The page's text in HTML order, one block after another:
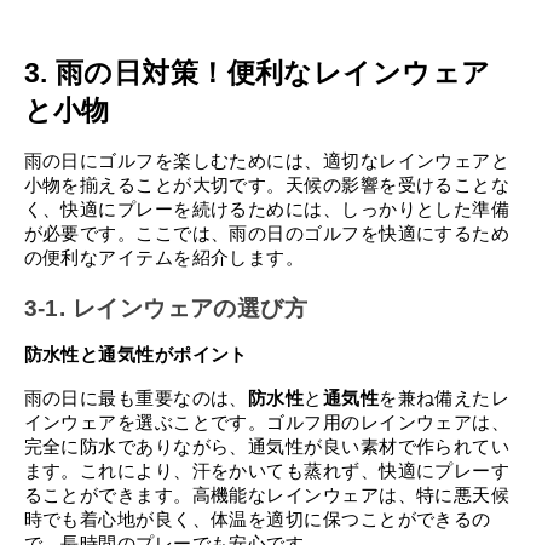
3. 雨の日対策！便利なレインウェア
と小物
雨の日にゴルフを楽しむためには、適切なレインウェアと
小物を揃えることが大切です。天候の影響を受けることな
く、快適にプレーを続けるためには、しっかりとした準備
が必要です。ここでは、雨の日のゴルフを快適にするため
の便利なアイテムを紹介します。
3-1. レインウェアの選び方
防水性と通気性がポイント
雨の日に最も重要なのは、 防水性と 通気性を兼ね備えたレ
インウェアを選ぶことです。ゴルフ用のレインウェアは、
完全に防水でありながら、通気性が良い素材で作られてい
ます。これにより、汗をかいても蒸れず、快適にプレーす
ることができます。高機能なレインウェアは、特に悪天候
時でも着心地が良く、体温を適切に保つことができるの